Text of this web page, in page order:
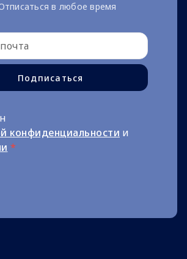
в любое время
Подписаться
конфиденциальности и
*